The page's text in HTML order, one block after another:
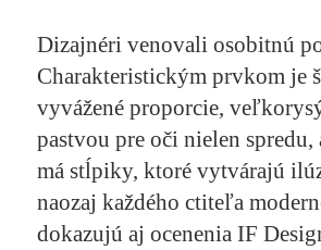
Dizajnéri venovali osobitnú
Charakteristickým prvkom je
vyvážené proporcie,
pastvou pre oči nielen spredu,
má stĺpiky, ktoré vytvárajú
naozaj každého ctiteľa
dokazujú aj ocenenia IF